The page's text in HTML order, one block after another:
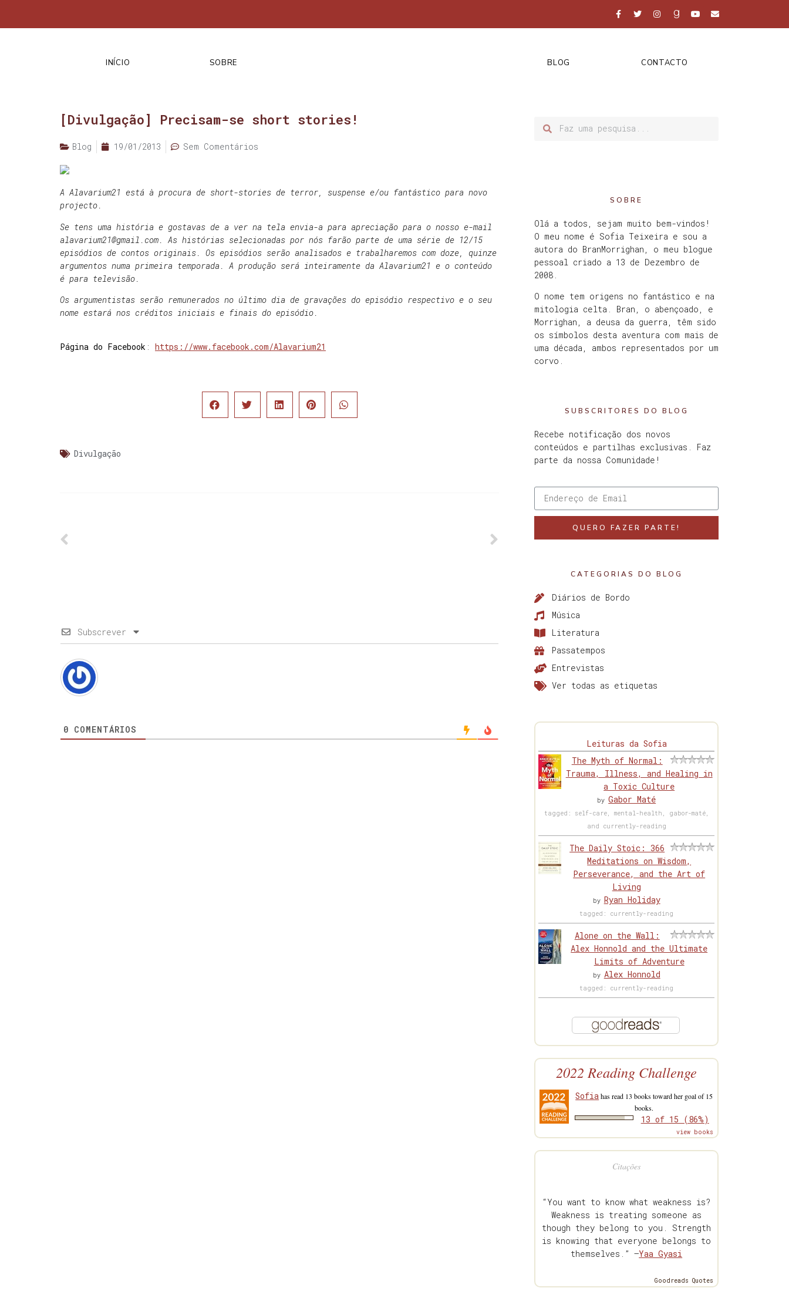
INÍCIO SOBRE BLOG CONTACTO
[Divulgação] Precisam-se short stories!
Blog 19/01/2013 Sem Comentários
A Alavarium21 está à procura de short-stories de terror, suspense e/ou fantástico para novo
projecto.
Se tens uma história e gostavas de a ver na tela envia-a para apreciação para o nosso e-mail
alavarium21@gmail.com. As histórias selecionadas por nós farão parte de uma série de 12/15
episódios de contos originais. Os episódios serão analisados e trabalharemos com doze, quinze
argumentos numa primeira temporada. A produção será inteiramente da Alavarium21 e o conteúdo
é para televisão.
Os argumentistas serão remunerados no último dia de gravações do episódio respectivo e o seu
nome estará nos créditos iniciais e finais do episódio.
Página do Facebook : https://www.facebook.com/Alavarium21
Divulgação
Subscrever
0 COMENTÁRIOS
SOBRE
Olá a todos, sejam muito bem-vindos!
O meu nome é Sofia Teixeira e sou a
autora do BranMorrighan, o meu blogue
pessoal criado a 13 de Dezembro de
2008.
O nome tem origens no fantástico e na
mitologia celta. Bran, o abençoado, e
Morrighan, a deusa da guerra, têm sido
os símbolos desta aventura com mais de
uma década, ambos representados por um
corvo.
SUBSCRITORES DO BLOG
Recebe notificação dos novos
conteúdos e partilhas exclusivas. Faz
parte da nossa Comunidade!
QUERO FAZER PARTE!
CATEGORIAS DO BLOG
Diários de Bordo
Música
Literatura
Passatempos
Entrevistas
Ver todas as etiquetas
Leituras da Sofia
The Myth of Normal:
Trauma, Illness, and Healing in
a Toxic Culture
byGabor Maté
tagged: self-care, mental-health, gabor-maté,
and currently-reading
The Daily Stoic: 366
Meditations on Wisdom,
Perseverance, and the Art of
Living
by Ryan Holiday
tagged: currently-reading
Alone on the Wall:
Alex Honnold and the Ultimate
Limits of Adventure
by Alex Honnold
tagged: currently-reading
2022 Reading Challenge
Sofiahas read 13 books toward her goal of 15
books.
13 of 15 (86%)
view books
Citações
“You want to know what weakness is?
Weakness is treating someone as
though they belong to you. Strength
is knowing that everyone belongs to
themselves.” —Yaa Gyasi
Goodreads Quotes